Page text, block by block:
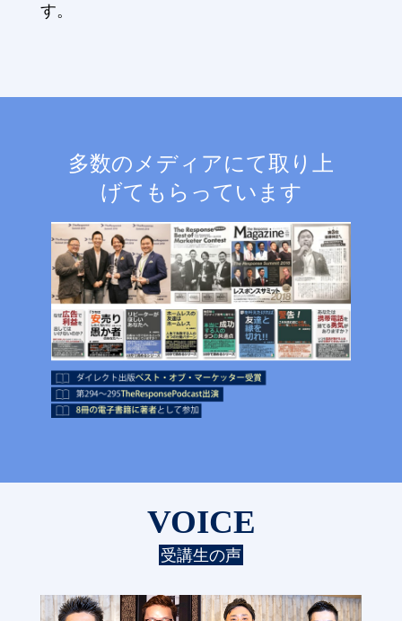
す。
多数のメディアにて取り上
げてもらっています
VOICE
受講生の声